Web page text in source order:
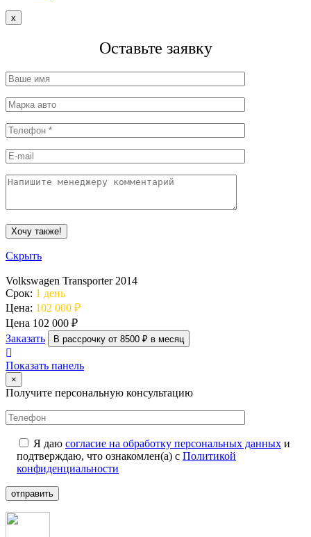
x
Оставьте заявку
Скрыть
Volkswagen Transporter 2014
Срок: 1 день
Цена: 102 000 ₽
Цена 102 000 ₽
Заказать
В рассрочку от 8500 ₽ в месяц
Показать панель
×
Получите персональную консультацию
Я даю согласие на обработку персональных данных и
подтверждаю, что ознакомлен(а) с Политикой
конфиденциальности
отправить